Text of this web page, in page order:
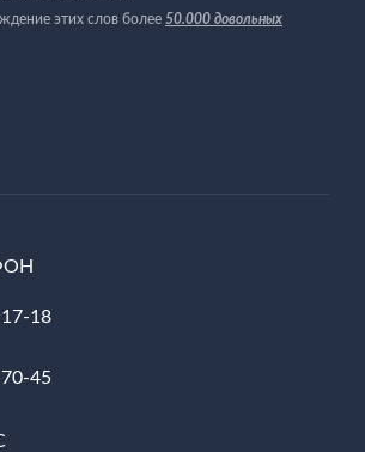
этих слов более 50.000 довольных
18
45